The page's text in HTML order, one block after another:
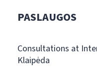
PASLAUGOS
Consultations at
Klaipėda